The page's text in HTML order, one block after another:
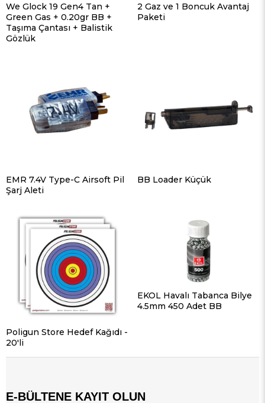
We Glock 19 Gen4 Tan +
Green Gas + 0.20gr BB +
Taşıma Çantası + Balistik
Gözlük
2 Gaz ve 1 Boncuk Avantaj
Paketi
EMR 7.4V Type-C Airsoft Pil
Şarj Aleti
BB Loader Küçük
Poligun Store Hedef Kağıdı -
20'li
EKOL Havalı Tabanca Bilye
4.5mm 450 Adet BB
E-BÜLTENE KAYIT OLUN